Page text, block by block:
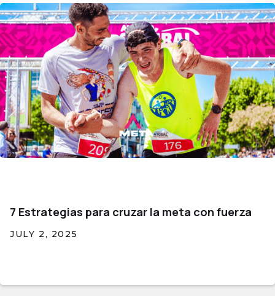
7 Estrategias para cruzar la meta con fuerza
JULY 2, 2025